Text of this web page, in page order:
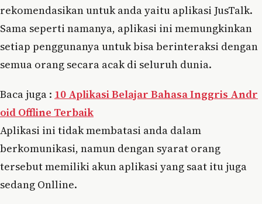
rekomendasikan untuk anda yaitu aplikasi JusTalk.
Sama seperti namanya, aplikasi ini memungkinkan
setiap penggunanya untuk bisa berinteraksi dengan
semua orang secara acak di seluruh dunia.
Baca juga : 10 Aplikasi Belajar Bahasa Inggris Andr
oid Offline Terbaik
Aplikasi ini tidak membatasi anda dalam
berkomunikasi, namun dengan syarat orang
tersebut memiliki akun aplikasi yang saat itu juga
sedang Onlline.